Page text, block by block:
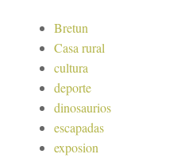
Bretun
Casa rural
cultura
deporte
dinosaurios
escapadas
exposion